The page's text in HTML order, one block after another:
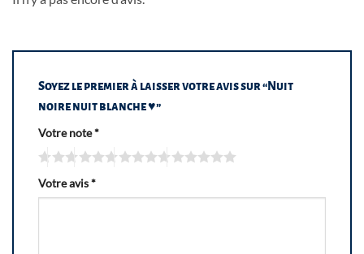
Soyez le premier à laisser votre avis sur “Nuit
noire nuit blanche ♥”
Votre note*
Votre avis*